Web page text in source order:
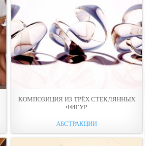
КОМПОЗИЦИЯ ИЗ ТРЁХ СТЕКЛЯННЫХ
ФИГУР
АБСТРАКЦИИ